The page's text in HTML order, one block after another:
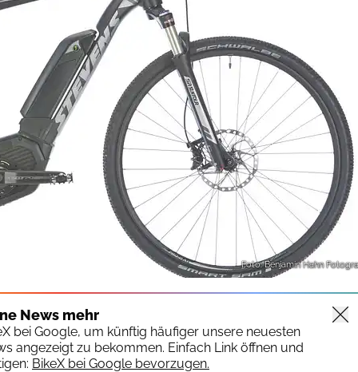
Foto: Benjamin Hahn
News mehr
bei Google, um künftig häufiger unsere neuesten
angezeigt zu bekommen. Einfach Link öffnen und
BikeX bei Google bevorzugen.